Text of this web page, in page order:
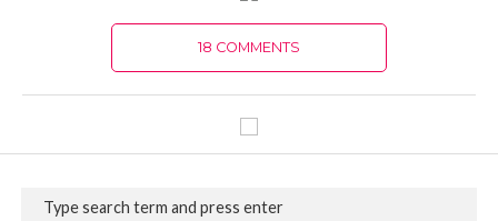
18 COMMENTS